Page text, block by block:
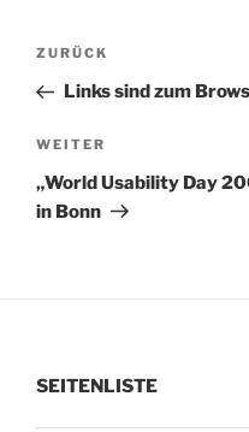
Beitragsnavigation
Vorheriger
Beitrag
ZURÜCK
Links sind zum
Nächster
Beitrag
WEITER
„World Usability Day
in Bonn
SEITENLISTE